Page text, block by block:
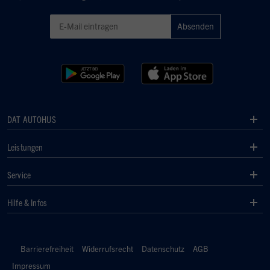
Geben Sie eine gültige E-Mail-Adresse für den Newsletter ein
DAT AUTOHUS
Leistungen
Service
Hilfe & Infos
Barrierefreiheit Widerrufsrecht Datenschutz
AGB
Impressum